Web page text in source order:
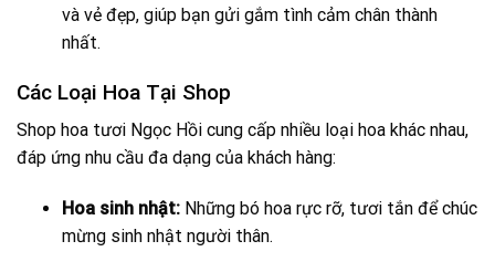
và vẻ đẹp, giúp bạn gửi gắm tình cảm chân thành
nhất.
Các Loại Hoa Tại Shop
Shop hoa tươi Ngọc Hồi cung cấp nhiều loại hoa khác nhau,
đáp ứng nhu cầu đa dạng của khách hàng:
Hoa sinh nhật:Những bó hoa rực rỡ, tươi tắn để chúc
mừng sinh nhật người thân.